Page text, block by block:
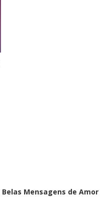
Belas Mensagens de Amor